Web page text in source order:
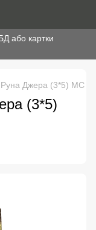
або картки
Джера (3*5) MC
(3*5)